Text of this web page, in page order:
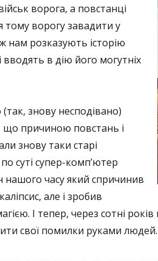
ворога, а повстанці
тому ворогу завадити у
нам розказують історію
вводять в дію його могутніх
знову несподівано)
що причиною повстань і
знову таки старі
по суті супер-комп’ютер
нашого часу який спричинив
але і зробив
І тепер, через сотні років
свої помилки руками людей.